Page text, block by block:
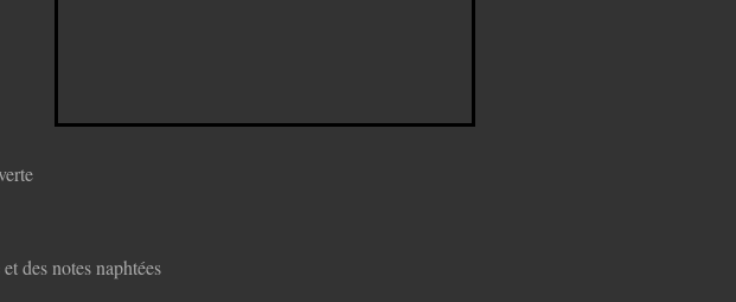
des notes naphtées